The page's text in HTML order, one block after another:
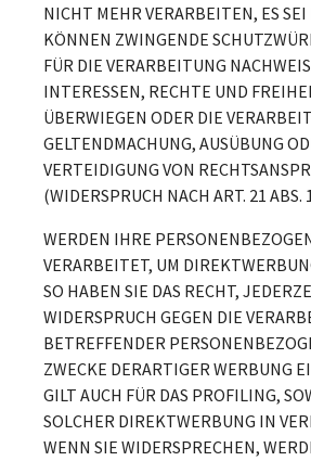
NICHT MEHR VERARBEITEN, ES
KÖNNEN ZWINGENDE
FÜR DIE VERARBEITUNG
INTERESSEN, RECHTE UND
ÜBERWIEGEN ODER DIE
GELTENDMACHUNG, AUSÜBUNG
VERTEIDIGUNG VON
(WIDERSPRUCH NACH ART. 21 ABS.
WERDEN IHRE
VERARBEITET, UM
SO HABEN SIE DAS RECHT,
WIDERSPRUCH GEGEN DIE
BETREFFENDER
ZWECKE DERARTIGER WERBUNG
GILT AUCH FÜR DAS PROFILING,
SOLCHER DIREKTWERBUNG IN
WENN SIE WIDERSPRECHEN,